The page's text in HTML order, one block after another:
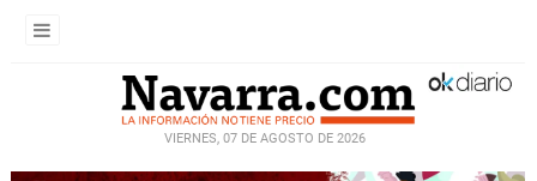
VIERNES, 07 DE AGOSTO DE 2026